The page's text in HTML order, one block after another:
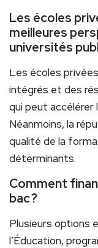
Les écoles
meilleures
universités
Les écoles
intégrés et des
qui peut accélérer
Néanmoins, la
qualité de la
déterminants.
Comment
bac ?
Plusieurs options
l’Éducation,